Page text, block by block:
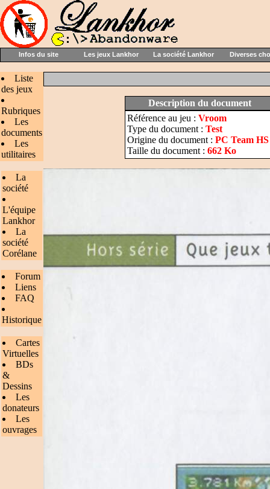
Infos du site Les jeux Lankhor La société Lankhor Diverses
Liste
des jeux
Rubriques
Les
documents
Les
utilitaires
La
société
L'équipe
Lankhor
La
société
Corélane
Forum
Liens
FAQ
Historique
Cartes
Virtuelles
BDs
&
Dessins
Les
donateurs
Les
ouvrages
Description du document
Référence au jeu : Vroom
Type du document : Test
Origine du document : PC Team
Taille du document : 662 Ko